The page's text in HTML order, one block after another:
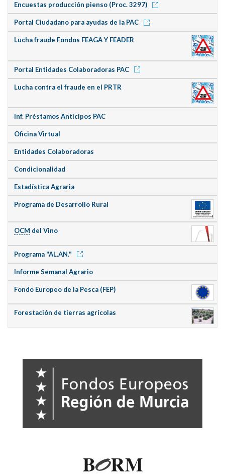
Encuestas producción pienso (Proc. 3297)
Portal Ciudadano para ayudas de la PAC
Lucha fraude Fondos FEAGA Y FEADER
Portal Entidades Colaboradoras PAC
Lucha contra el fraude en el PRTR
Inf. Préstamos Anticipos PAC
Oficina Virtual
Entidades Colaboradoras
Condicionalidad
Estadística Agraria
Programa de Desarrollo Rural
OCM del Vino
Programa "AL.AN."
Informe Semanal Agrario
Fondo Europeo de la Pesca (FEP)
Forestación de tierras agrícolas